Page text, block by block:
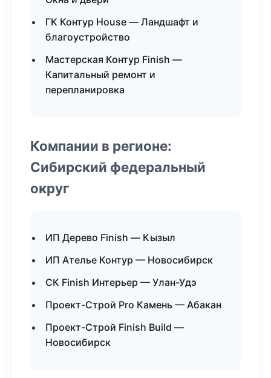
ГК Контур House — Ландшафт и
благоустройство
Мастерская Контур Finish —
Капитальный ремонт и
перепланировка
Компании в регионе:
Сибирский федеральный
округ
ИП Дерево Finish — Кызыл
ИП Ателье Контур — Новосибирск
СК Finish Интерьер — Улан-Удэ
Проект-Строй Pro Камень — Абакан
Проект-Строй Finish Build —
Новосибирск